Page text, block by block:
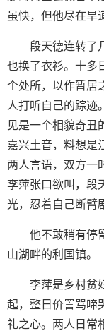
虽快，但他尽在旱
段天德连转了
也换了衣衫。十多
个处所，以作暂居
人打听自己的踪迹
见是一个相貌奇丑
嘉兴土音，料想是
两人言语，双方一
李萍张口欲叫，段
光，忍着自己断臂
他不敢稍有停
山湖畔的利国镇。
李萍是乡村贫
起，整日价詈骂啼
礼之心。两人日常